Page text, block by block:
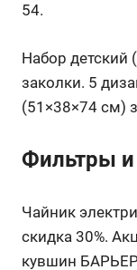
54.
Набор детский
заколки. 5
(51×38×74 см)
Фильтры и
Чайник
скидка 30%.
кувшин